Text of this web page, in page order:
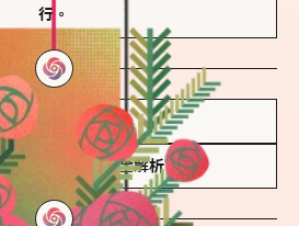
行。
儲存我的結果圖
查看香氛類型全解析 >>>